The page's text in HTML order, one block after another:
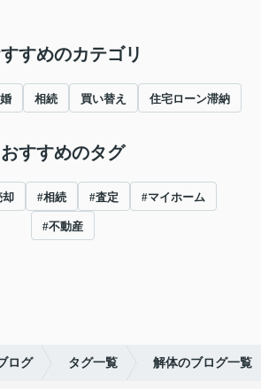
すめのカテゴリ
相続 買い替え 住宅ローン滞納
おすすめのタグ
却 #相続 #査定 #マイホーム
#不動産
ログ タグ一覧 解体のブログ一覧